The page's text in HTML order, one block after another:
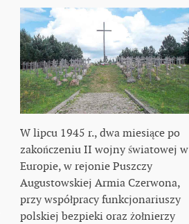
W lipcu 1945 r., dwa miesiące po
zakończeniu II wojny światowej w
Europie, w rejonie Puszczy
Augustowskiej Armia Czerwona,
przy współpracy funkcjonariuszy
polskiej bezpieki oraz żołnierzy